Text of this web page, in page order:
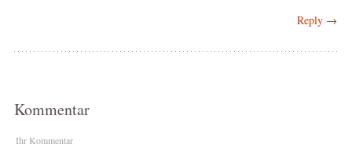
Reply →
Kommentar
Ihr Kommentar